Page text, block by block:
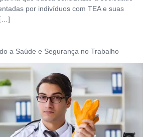
por indivíduos com TEA e suas
a Saúde e Segurança no Trabalho